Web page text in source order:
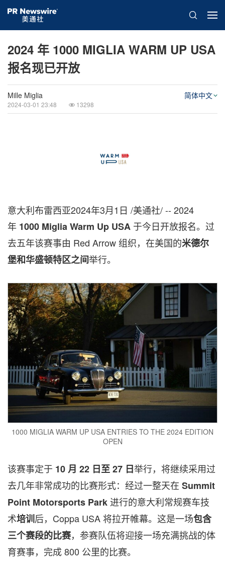
2024 年 1000 MIGLIA WARM UP USA
报名现已开放
Mille Miglia
2024-03-01 23:48 13298
简体中文
意大利布雷西亚2024年3月1日 /美通社/ -- 2024
年 1000 Miglia Warm Up USA 于今日开放报名。过
去五年该赛事由 Red Arrow 组织，在美国的米德尔
堡和华盛顿特区之间举行。
1000 MIGLIA WARM UP USA ENTRIES TO THE 2024 EDITION
OPEN
该赛事定于 10月 22 日至 27 日举行，将继续采用过
去几年非常成功的比赛形式：经过一整天在 Summit
Point Motorsports Park 进行的意大利常规赛车技
术培训后，Coppa USA将拉开帷幕。这是一场包含
三个赛段的比赛，参赛队伍将迎接一场充满挑战的体
育赛事，完成 800 公里的比赛。